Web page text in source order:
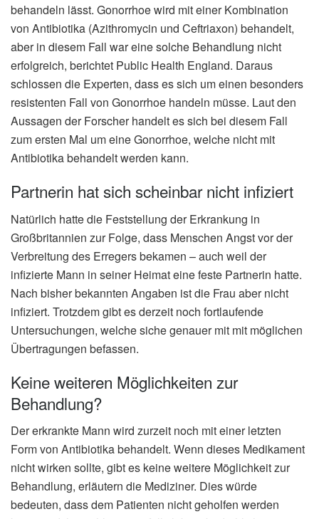
behandeln lässt. Gonorrhoe wird mit einer Kombination
von Antibiotika (Azithromycin und Ceftriaxon) behandelt,
aber in diesem Fall war eine solche Behandlung nicht
erfolgreich, berichtet Public Health England. Daraus
schlossen die Experten, dass es sich um einen besonders
resistenten Fall von Gonorrhoe handeln müsse. Laut den
Aussagen der Forscher handelt es sich bei diesem Fall
zum ersten Mal um eine Gonorrhoe, welche nicht mit
Antibiotika behandelt werden kann.
Partnerin hat sich scheinbar nicht infiziert
Natürlich hatte die Feststellung der Erkrankung in
Großbritannien zur Folge, dass Menschen Angst vor der
Verbreitung des Erregers bekamen – auch weil der
infizierte Mann in seiner Heimat eine feste Partnerin hatte.
Nach bisher bekannten Angaben ist die Frau aber nicht
infiziert. Trotzdem gibt es derzeit noch fortlaufende
Untersuchungen, welche siche genauer mit mit möglichen
Übertragungen befassen.
Keine weiteren Möglichkeiten zur
Behandlung?
Der erkrankte Mann wird zurzeit noch mit einer letzten
Form von Antibiotika behandelt. Wenn dieses Medikament
nicht wirken sollte, gibt es keine weitere Möglichkeit zur
Behandlung, erläutern die Mediziner. Dies würde
bedeuten, dass dem Patienten nicht geholfen werden